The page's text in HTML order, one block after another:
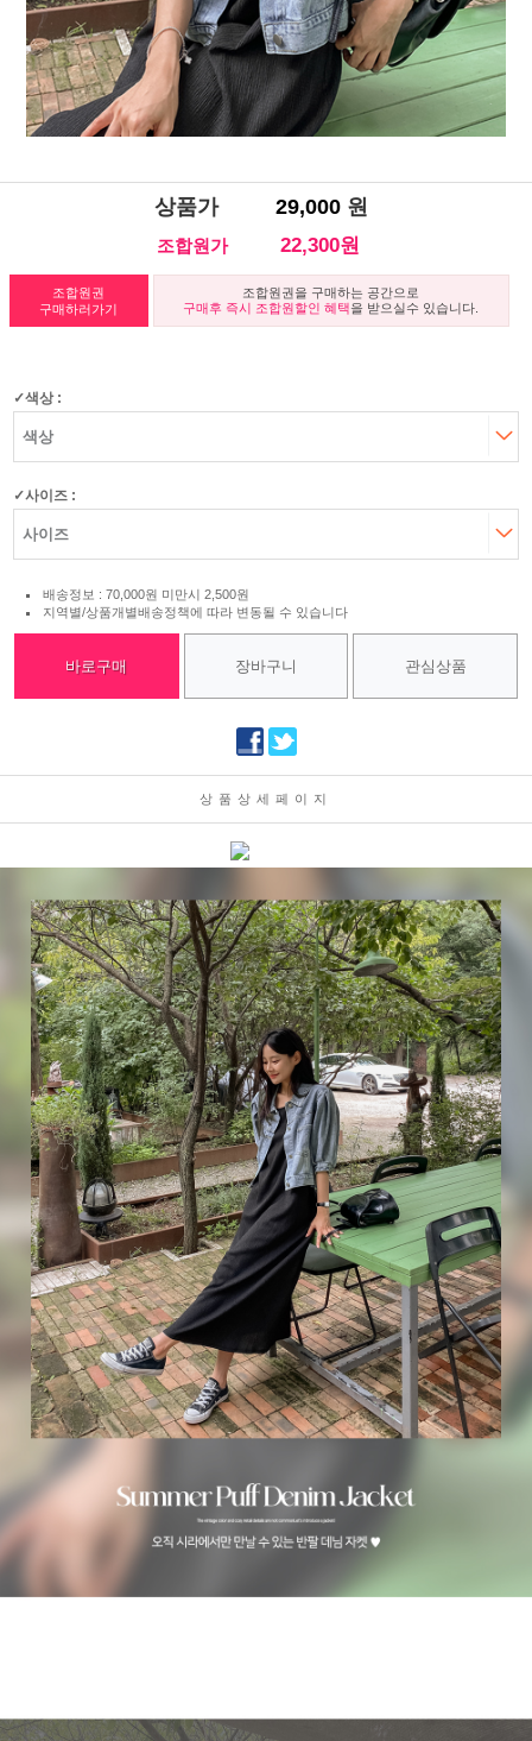
상품가 29,000 원
조합원가 22,300원
조합원권
구매하러가기
조합원권을 구매하는 공간으로
구매후 즉시 조합원할인 혜택을 받으실수 있습니다.
색상 :
사이즈 :
배송정보 : 70,000원 미만시 2,500원
지역별/상품개별배송정책에 따라 변동될 수 있습니다
바로구매 장바구니 관심상품
상품상세페이지